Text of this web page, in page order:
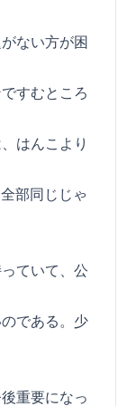
ない方が困
すむところ
はんこより
部同じじゃ
ていて、公
である。少
重要になっ